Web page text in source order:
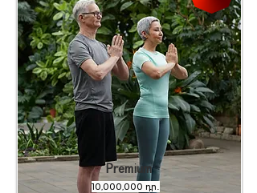
Premium
10,000,000 դր․